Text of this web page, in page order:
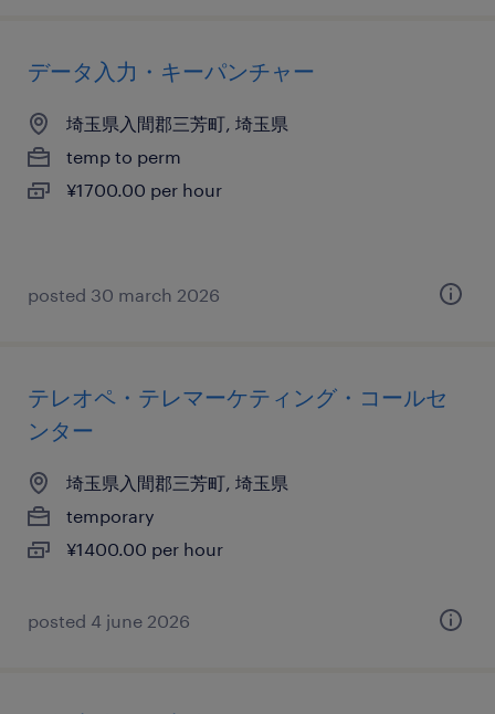
データ入力・キーパンチャー
埼玉県入間郡三芳町, 埼玉県
temp to perm
¥1700.00 per hour
posted 30 march 2026
テレオペ・テレマーケティング・コールセ
ンター
埼玉県入間郡三芳町, 埼玉県
temporary
¥1400.00 per hour
posted 4 june 2026